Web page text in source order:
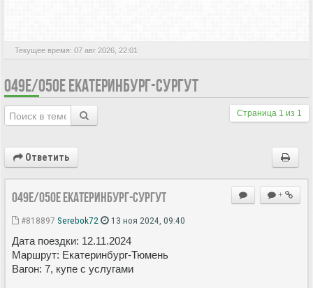
Текущее время: 07 авг 2026, 22:01
049Е/050Е ЕКАТЕРИНБУРГ-СУРГУТ
Страница 1 из 1
Ответить
+
049Е/050Е Екатеринбург-Сургут
#818897 Serebok72 13 ноя 2024, 09:40
Дата поездки: 12.11.2024
Маршрут: Екатеринбург-Тюмень
Вагон: 7, купе с услугами